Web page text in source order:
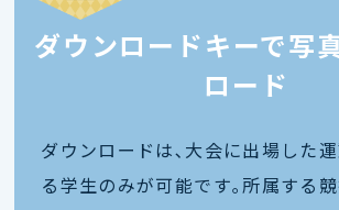
ダウンロードキーで写
ロード
ダウンロードは､大会に出場した
る学生のみが可能です｡所属する